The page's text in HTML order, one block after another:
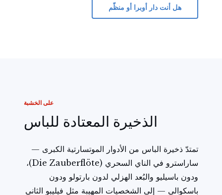
هل أنت دار أوبرا أو منظّم
على الخشبة
الذخيرة المعتادة للباس
تمتدّ ذخيرة الباس من الأدوار الموتسارتية الكبرى —
ساراسترو في الناي السحري (Die Zauberflöte)،
ودون باسيليو والبُعد الهزلي لدون بارتولو ودون
باسكوالي — إلى الشخصيات المهيبة مثل فيليبو الثاني